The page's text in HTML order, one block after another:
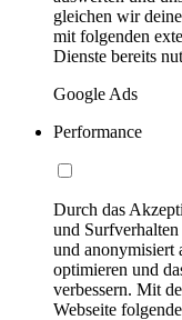
gleichen wir
mit folgenden
Dienste bereits
Google Ads
Performance
Durch das
und
und anonymisiert
optimieren und
verbessern. Mit
Webseite